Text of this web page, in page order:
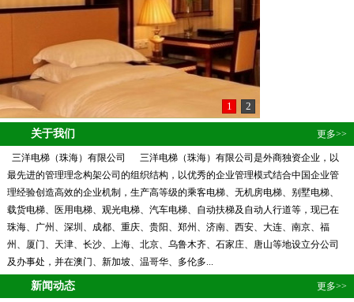
1 2
关于我们 更多>>
三洋电梯（珠海）有限公司 三洋电梯（珠海）有限公司是外商独资企业，以
最先进的管理理念构架公司的组织结构，以优秀的企业管理模式结合中国企业管
理经验创造高效的企业机制，生产高等级的乘客电梯、无机房电梯、别墅电梯、
载货电梯、医用电梯、观光电梯、汽车电梯、自动扶梯及自动人行道等，现已在
珠海、广州、深圳、成都、重庆、贵阳、郑州、济南、西安、大连、南京、福
州、厦门、天津、长沙、上海、北京、乌鲁木齐、石家庄、唐山等地设立分公司
及办事处，并在澳门、新加坡、温哥华、多伦多...
新闻动态 更多>>